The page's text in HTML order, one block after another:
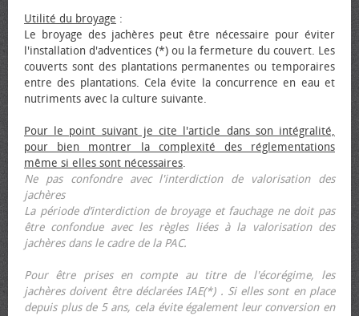
Utilité du broyage :
Le broyage des jachères peut être nécessaire pour éviter
l'installation d'adventices (*) ou la fermeture du couvert. Les
couverts sont des plantations permanentes ou temporaires
entre des plantations. Cela évite la concurrence en eau et
nutriments avec la culture suivante.
Pour le point suivant je cite l'article dans son intégralité,
pour bien montrer la complexité des réglementations
même si elles sont nécessaires.
Ne pas confondre avec l'interdiction de valorisation des
jachères
La période d’interdiction de broyage et fauchage ne doit pas
être confondue avec les règles liées à la valorisation des
jachères dans le cadre de la PAC.
Pour être prises en compte au titre de l'écorégime, les
jachères doivent être déclarées IAE(*) . Si elles sont en place
depuis plus de 5 ans, cela évite également leur conversion en